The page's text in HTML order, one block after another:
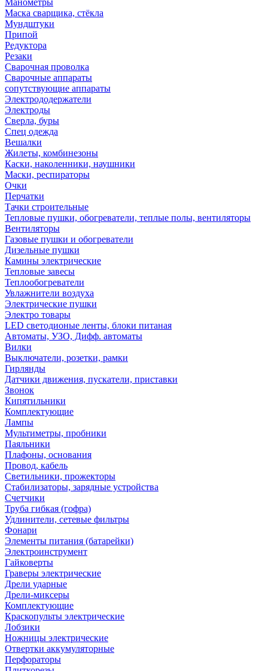
Манометры
Маска сварщика, стёкла
Мундштуки
Припой
Редуктора
Резаки
Сварочная проволка
Сварочные аппараты
сопутствующие аппараты
Электрододержатели
Электроды
Сверла, буры
Спец одежда
Вешалки
Жилеты, комбинезоны
Каски, наколенники, наушники
Маски, респираторы
Очки
Перчатки
Тачки строительные
Тепловые пушки, обогреватели, теплые полы, вентиляторы
Вентиляторы
Газовые пушки и обогреватели
Дизельные пушки
Камины электрические
Тепловые завесы
Теплообогреватели
Увлажнители воздуха
Электрические пушки
Электро товары
LED светодионые ленты, блоки питаная
Автоматы, УЗО, Дифф. автоматы
Вилки
Выключатели, розетки, рамки
Гирлянды
Датчики движения, пускатели, приставки
Звонок
Кипятильники
Комплектующие
Лампы
Мультиметры, пробники
Паяльники
Плафоны, основания
Провод, кабель
Светильники, прожекторы
Стабилизаторы, зарядные устройства
Счетчики
Труба гибкая (гофра)
Удлинители, сетевые фильтры
Фонари
Элементы питания (батарейки)
Электроинструмент
Гайковерты
Граверы электрические
Дрели ударные
Дрели-миксеры
Комплектующие
Краскопульты электрические
Лобзики
Ножницы электрические
Отвертки аккумуляторные
Перфораторы